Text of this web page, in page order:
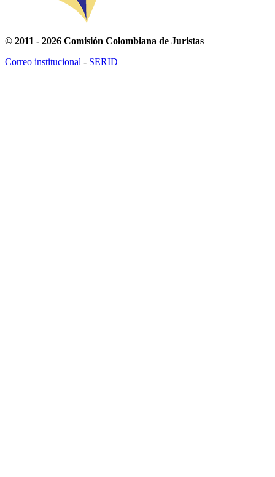
© 2011 - 2026 Comisión Colombiana de Juristas
Correo institucional - SERID